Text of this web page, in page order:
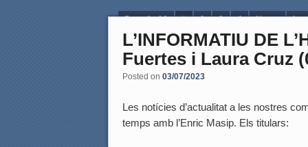
Page 1 of 9 1 2 3 4 Next ›
L’INFORMATIU DE
Fuertes i Laura Cruz
Posted on 03/07/2023
Les notícies d’actualitat a les nostres
temps amb l’Enric Masip. Els titulars: